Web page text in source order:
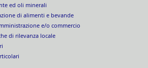
ed oli minerali
di alimenti e bevande
e/o commercio
di rilevanza locale